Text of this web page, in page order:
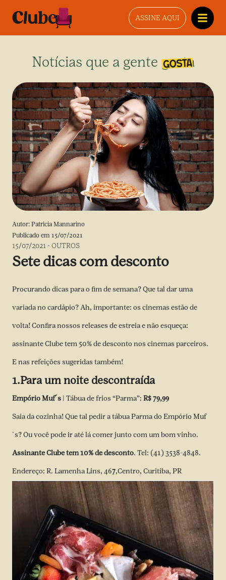
ASSINE AQUI
Notícias que a gente gosta
Autor: Patricia Mannarino
Publicado em 15/07/2021
15/07/2021 -OUTROS
Sete dicas com desconto
Procurando dicas para o fim de semana? Que tal dar uma
variada no cardápio? Ah, importante: os cinemas estão de
volta! Confira nossos releases de estreia e não esqueça:
assinante Clube tem 50% de desconto nos cinemas parceiros.
E nas refeições sugeridas também!
1.Para um noite descontraída
Empório Muf´s | Tábua de frios “Parma”: R$ 79,99
Saia da cozinha! Que tal pedir a tábua Parma do Empório Muf
´s? Ou você pode ir até lá comer junto com um bom vinho.
Assinante Clube tem 10% de desconto. Tel: (41) 3538-4848.
Endereço: R. Lamenha Lins, 467,Centro, Curitiba, PR